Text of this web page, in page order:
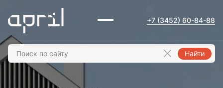
+7 (3452) 60-84-88
Найти